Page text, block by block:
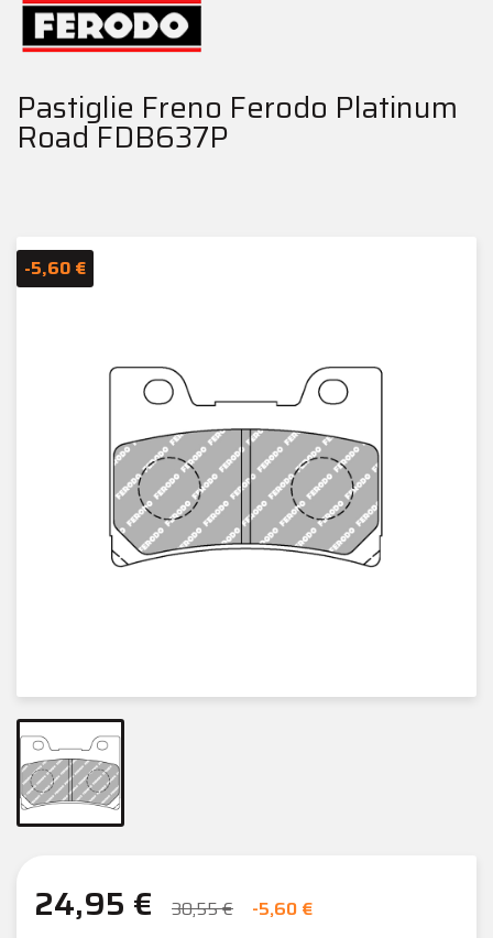
Pastiglie Freno Ferodo Platinum
Road FDB637P
-5,60 €
24,95 € 30,55 € -5,60 €